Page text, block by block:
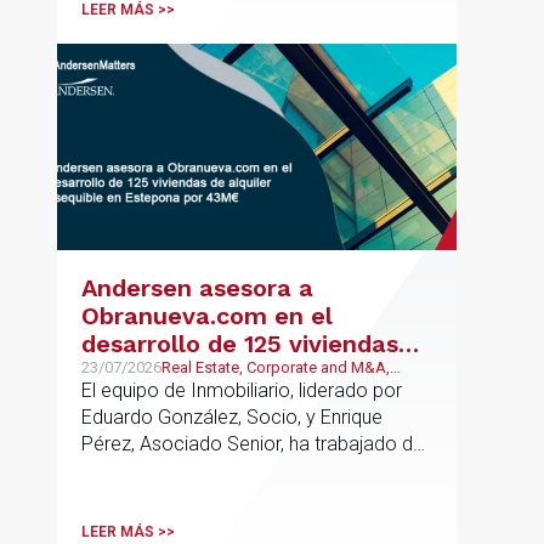
LEER MÁS >>
Andersen asesora a
Obranueva.com en el
desarrollo de 125 viviendas
de alquiler asequible en
Estepona por 43M€
23/07/2026Real Estate, Corporate and M&A,
Público y Regulatorio
El equipo de Inmobiliario, liderado por
Eduardo González, Socio, y Enrique
Pérez, Asociado Senior, ha trabajado de
Cañadas, Socio y Teresa García,
LEER MÁS >>